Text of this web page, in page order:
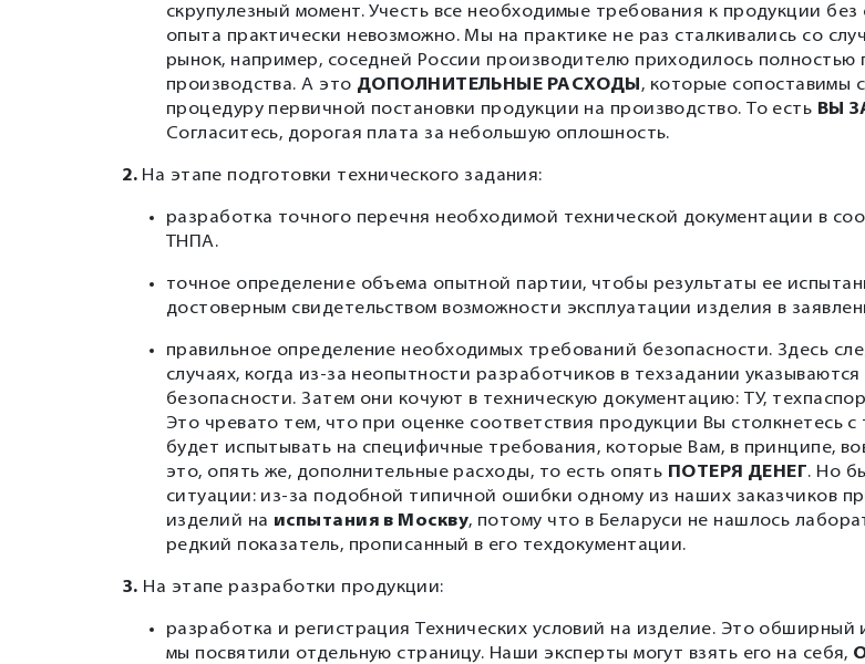
скрупулезный момент. Учесть все необходимые требования к продукции
опыта практически невозможно. Мы на практике не раз сталкивались со
рынок, например, соседней России производителю приходилось полностью
производства. А это ДОПОЛНИТЕЛЬНЫЕ РАСХОДЫ , которые сопоставимы
процедуру первичной постановки продукции на производство. То есть ВЫ
Согласитесь, дорогая плата за небольшую оплошность.
2. На этапе подготовки технического задания:
разработка точного перечня необходимой технической документации в
ТНПА.
точное определение объема опытной партии, чтобы результаты ее
достоверным свидетельством возможности эксплуатации изделия в
правильное определение необходимых требований безопасности. Здесь
случаях, когда из-за неопытности разработчиков в техзадании
безопасности. Затем они кочуют в техническую документацию: ТУ,
Это чревато тем, что при оценке соответствия продукции Вы столкнетесь
будет испытывать на специфичные требования, которые Вам, в принципе,
это, опять же, дополнительные расходы, то есть опять ПОТЕРЯ ДЕНЕГ. Но
ситуации: из-за подобной типичной ошибки одному из наших заказчиков
изделий на испытания в Москву, потому что в Беларуси не нашлось
редкий показатель, прописанный в его техдокументации.
3. На этапе разработки продукции:
разработка и регистрация Технических условий на изделие. Это
мы посвятили отдельную страницу. Наши эксперты могут взять его на себя,